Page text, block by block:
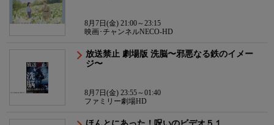
8月7日(金) 21:00～23:15
映画･チャンネルNECO-HD
放送禁止 劇場版 洗脳〜邪悪なる鉄のイメー
ジ〜
8月7日(金) 23:55～01:40
ファミリー劇場HD